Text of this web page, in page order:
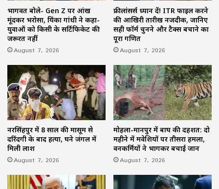
भागवत बोले- Gen Z पर आंख
मूंदकर भरोसा, प्रियंका गांधी ने कहा-
युवाओं को किसी के सर्टिफिकेट की
जरूरत नहीं
August 7, 2026
फ्रीलांसर्स ध्यान दें! ITR फाइल करने
की आखिरी तारीख नजदीक, जानिए
सही फॉर्म चुनने और टैक्स बचाने का
पूरा गणित
August 7, 2026
नरसिंहपुर में 8 साल की मासूम से
दरिंदगी के बाद हत्या, घने जंगल में
मिली लाश
August 7, 2026
मोहला-मानपुर में बाघ की दहशत: दो
महीने में मवेशियों पर तीसरा हमला,
वनकर्मियों ने भागकर बचाई जान
August 7, 2026